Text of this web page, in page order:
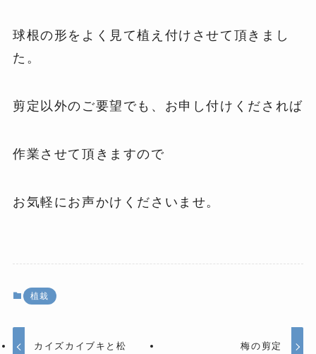
球根の形をよく見て植え付けさせて頂きまし
た。
剪定以外のご要望でも、お申し付けくだされば
作業させて頂きますので
お気軽にお声かけくださいませ。
植栽
カイズカイブキと松 梅の剪定